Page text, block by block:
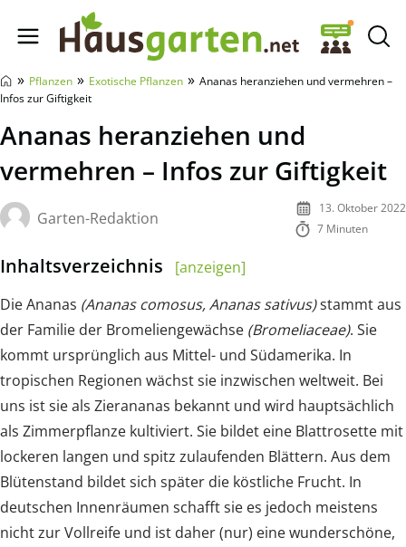
Hausgarten.net
» Pflanzen » Exotische Pflanzen » Ananas heranziehen und vermehren –
Infos zur Giftigkeit
Ananas heranziehen und
vermehren – Infos zur Giftigkeit
Garten-Redaktion
13. Oktober 2022
7 Minuten
Inhaltsverzeichnis
[anzeigen]
Die Ananas (Ananas comosus, Ananas sativus)stammt aus
der Familie der Bromeliengewächse (Bromeliaceae). Sie
kommt ursprünglich aus Mittel- und Südamerika. In
tropischen Regionen wächst sie inzwischen weltweit. Bei
uns ist sie als Zierananas bekannt und wird hauptsächlich
als Zimmerpflanze kultiviert. Sie bildet eine Blattrosette mit
lockeren langen und spitz zulaufenden Blättern. Aus dem
Blütenstand bildet sich später die köstliche Frucht. In
deutschen Innenräumen schafft sie es jedoch meistens
nicht zur Vollreife und ist daher (nur) eine wunderschöne,